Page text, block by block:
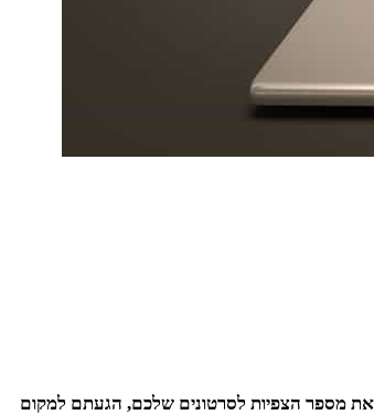
את מספר הצפיות לסרטונים שלכם, הגעתם למקום